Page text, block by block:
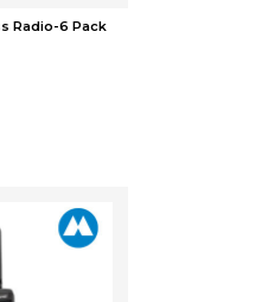
Radio-6 Pack